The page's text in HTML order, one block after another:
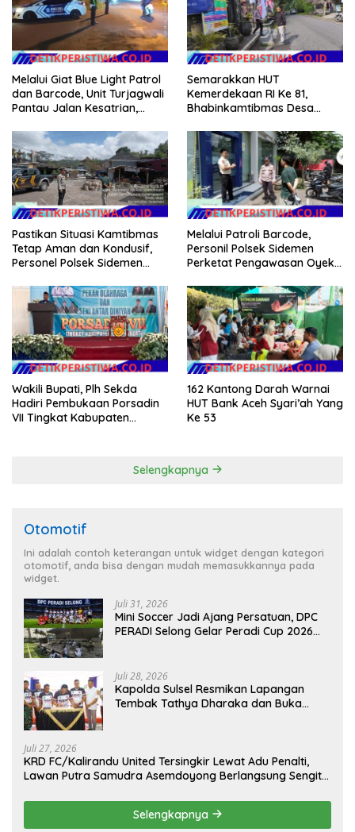
Melalui Giat Blue Light Patrol
dan Barcode, Unit Turjagwali
Pantau Jalan Kesatrian,
Semarakkan HUT
Kemerdekaan RI Ke 81,
Bhabinkamtibmas Desa
Warganya Kibarkan Bendera
Merah Putih
Pastikan Situasi Kamtibmas
Tetap Aman dan Kondusif,
Personel Polsek Sidemen
Melalui Patroli Barcode,
Personil Polsek Sidemen
Perketat Pengawasan Oyek
Wakili Bupati, Plh Sekda
Hadiri Pembukaan Porsadin
VII Tingkat Kabupaten
162 Kantong Darah Warnai
HUT Bank Aceh Syari’ah Yang
Ke 53
Selengkapnya
Otomotif
Ini adalah contoh keterangan untuk widget dengan kategori
otomotif, anda bisa dengan mudah memasukkannya pada
widget.
Juli 31, 2026
Mini Soccer Jadi Ajang Persatuan, DPC
PERADI Selong Gelar Peradi Cup 2026
Juli 28, 2026
Kapolda Sulsel Resmikan Lapangan
Tembak Tathya Dharaka dan Buka
Juli 27, 2026
KRD FC/Kalirandu United Tersingkir Lewat Adu Penalti,
Lawan Putra Samudra Asemdoyong Berlangsung Sengit
Selengkapnya